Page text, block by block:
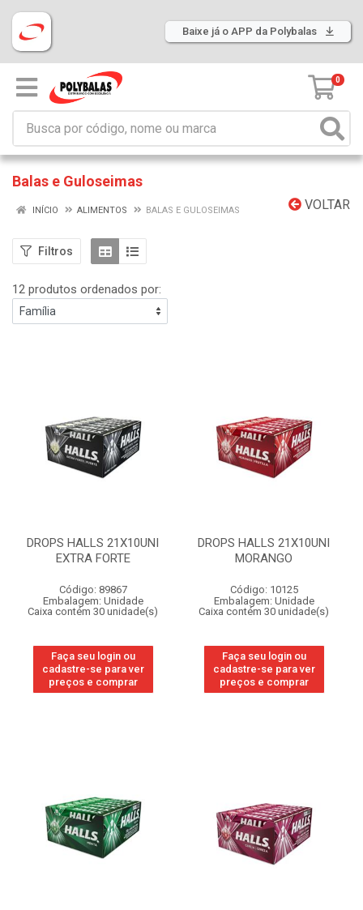
Baixe já o APP da Polybalas
0
Balas e Guloseimas
VOLTAR
INÍCIO ALIMENTOS BALAS E GULOSEIMAS
Filtros
12 produtos ordenados por:
DROPS HALLS 21X10UNI
EXTRA FORTE
Código: 89867
Embalagem: Unidade
Caixa contém 30 unidade(s)
Faça seu login ou
cadastre-se para ver
preços e comprar
DROPS HALLS 21X10UNI
MORANGO
Código: 10125
Embalagem: Unidade
Caixa contém 30 unidade(s)
Faça seu login ou
cadastre-se para ver
preços e comprar